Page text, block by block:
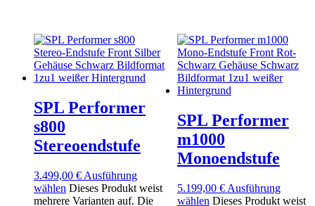
SPL Performer
s800
Stereoendstufe
3.499,00 € Ausführung
wählen Dieses Produkt weist
mehrere Varianten auf. Die
SPL Performer
m1000
Monoendstufe
5.199,00 € Ausführung
wählen Dieses Produkt weist